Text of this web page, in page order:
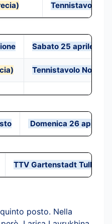
Tennistavolo
Sabato 25 aprile
Tennistavolo
Domenica 26 aprile
TTV Gartenstadt Tulln
posto. Nella